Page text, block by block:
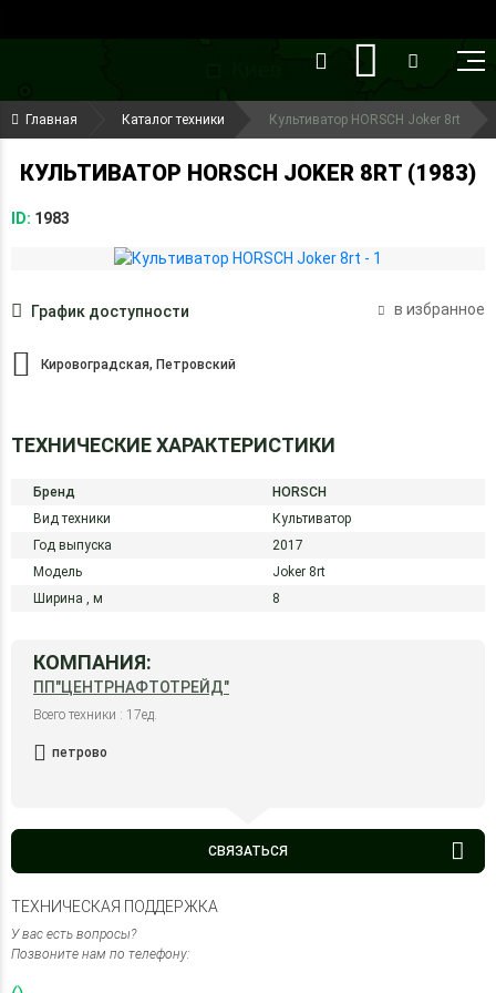
(099) 644-79-22
(050) 416-93-27
Главная Каталог техники Культиватор HORSCH Joker 8rt
КУЛЬТИВАТОР HORSCH JOKER 8RT (1983)
ID: 1983
График доступности в избранное
Кировоградская, Петровский
ТЕХНИЧЕСКИЕ ХАРАКТЕРИСТИКИ
Бренд
HORSCH
Вид техники
Культиватор
Год выпуска
2017
Модель
Joker 8rt
Ширина , м 8
КОМПАНИЯ:
ПП"ЦЕНТРНАФТОТРЕЙД"
Всего техники : 17ед.
петрово
СВЯЗАТЬСЯ
ТЕХНИЧЕСКАЯ ПОДДЕРЖКА
У вас есть вопросы?
Позвоните нам по телефону: